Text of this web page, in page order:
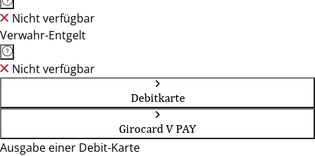
Nicht verfügbar
Verwahr-Entgelt
Nicht verfügbar
Debitkarte
Girocard V PAY
Ausgabe einer Debit-Karte